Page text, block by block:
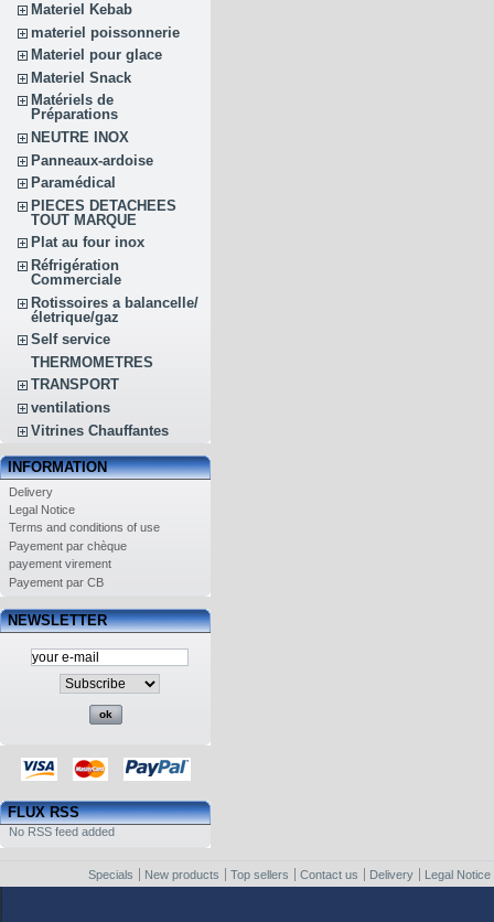
Materiel Kebab
materiel poissonnerie
Materiel pour glace
Materiel Snack
Matériels de
Préparations
NEUTRE INOX
Panneaux-ardoise
Paramédical
PIECES DETACHEES
TOUT MARQUE
Plat au four inox
Réfrigération
Commerciale
Rotissoires a balancelle/
életrique/gaz
Self service
THERMOMETRES
TRANSPORT
ventilations
Vitrines Chauffantes
INFORMATION
Delivery
Legal Notice
Terms and conditions of use
Payement par chèque
payement virement
Payement par CB
NEWSLETTER
FLUX RSS
No RSS feed added
Specials New products Top sellers Contact us Delivery Legal Notice